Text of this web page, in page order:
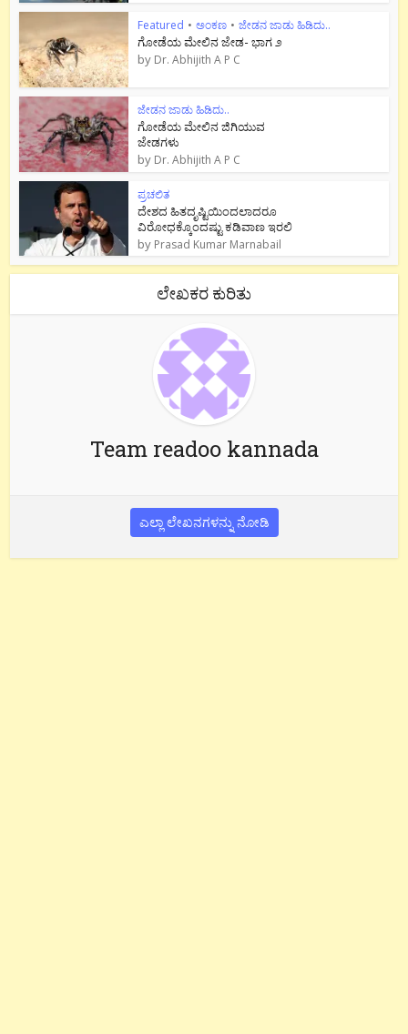
Featured • ಅಂಕಣ • ಜೇಡನ ಜಾಡು ಹಿಡಿದು..
ಗೋಡೆಯ ಮೇಲಿನ ಜೇಡ- ಭಾಗ ೨
by Dr. Abhijith A P C
ಜೇಡನ ಜಾಡು ಹಿಡಿದು..
ಗೋಡೆಯ ಮೇಲಿನ ಜಿಗಿಯುವ
ಜೇಡಗಳು
by Dr. Abhijith A P C
ಪ್ರಚಲಿತ
ದೇಶದ ಹಿತದೃಷ್ಟಿಯಿಂದಲಾದರೂ
ವಿರೋಧಕ್ಕೊಂದಷ್ಟು ಕಡಿವಾಣ ಇರಲಿ
by Prasad Kumar Marnabail
ಲೇಖಕರ ಕುರಿತು
Team readoo kannada
ಎಲ್ಲಾ ಲೇಖನಗಳನ್ನು ನೋಡಿ